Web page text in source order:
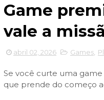
Game
vale a
abril 02, 2026 Games
Se você curte uma
que prende do começo